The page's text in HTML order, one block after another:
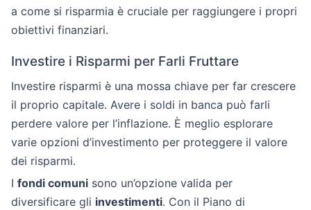
a come si risparmia è cruciale per raggiungere i propri
obiettivi finanziari.
Investire i Risparmi per Farli Fruttare
Investire risparmi è una mossa chiave per far crescere
il proprio capitale. Avere i soldi in banca può farli
perdere valore per l’inflazione. È meglio esplorare
varie opzioni d’investimento per proteggere il valore
dei risparmi.
I fondi comuni sono un’opzione valida per
diversificare gli investimenti. Con il Piano di